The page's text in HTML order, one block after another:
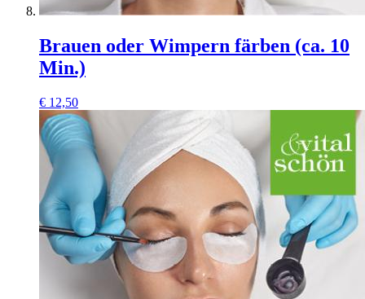
Brauen oder Wimpern färben (ca. 10
Min.)
€ 12,50